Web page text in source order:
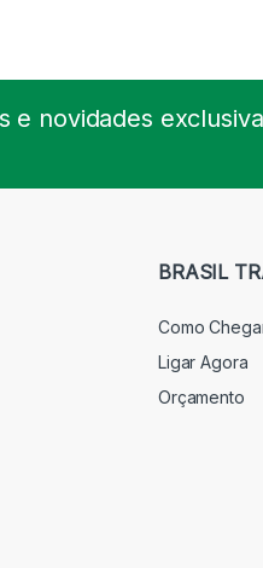
novidades
BRASIL
Como
Ligar Agora
Orçamento